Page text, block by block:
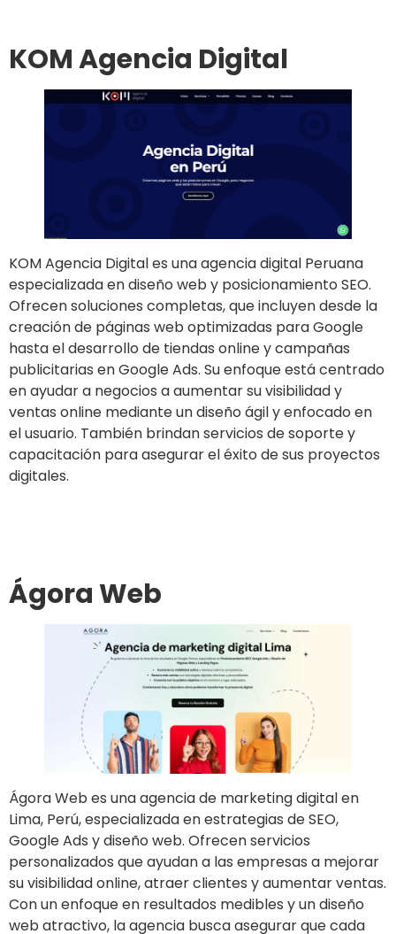
KOM Agencia Digital
KOM Agencia Digital es una agencia digital Peruana
especializada en diseño web y posicionamiento SEO.
Ofrecen soluciones completas, que incluyen desde la
creación de páginas web optimizadas para Google
hasta el desarrollo de tiendas online y campañas
publicitarias en Google Ads. Su enfoque está centrado
en ayudar a negocios a aumentar su visibilidad y
ventas online mediante un diseño ágil y enfocado en
el usuario. También brindan servicios de soporte y
capacitación para asegurar el éxito de sus proyectos
digitales.
Ágora Web
Ágora Web es una agencia de marketing digital en
Lima, Perú, especializada en estrategias de SEO,
Google Ads y diseño web. Ofrecen servicios
personalizados que ayudan a las empresas a mejorar
su visibilidad online, atraer clientes y aumentar ventas.
Con un enfoque en resultados medibles y un diseño
web atractivo, la agencia busca asegurar que cada